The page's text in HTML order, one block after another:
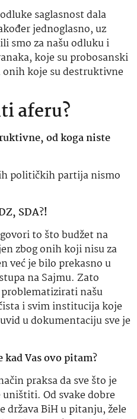
saglasnost dala
jednoglasno, uz
smo za našu odluku i
koje su probosanski
koje su destruktivne
aferu?
od koga niste
političkih partija nismo
SDA?!
to što budžet na
zbog onih koji nisu za
već je bilo prekasno u
na Sajmu. Zato
našu
i svim institucija koje
u dokumentaciju sve je
Vas ovo pitam?
praksa da sve što je
Od svake dobre
država BiH u pitanju, žele